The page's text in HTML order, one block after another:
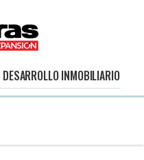
DESARROLLO INMOBILIARIO